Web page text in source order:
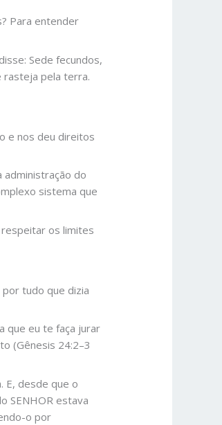
Para entender
Sede fecundos,
rasteja pela terra.
e nos deu direitos
do
sistema que
os limites
tudo que dizia
que eu te faça jurar
(Gênesis 24:2–3
E, desde que o
SENHOR estava
o por